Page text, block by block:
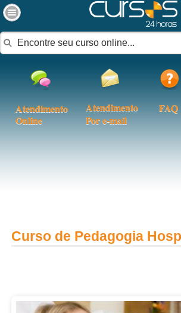
Atendimento
Online
Atendimento
Por e-mail
FAQ
Curso de Pedagogia